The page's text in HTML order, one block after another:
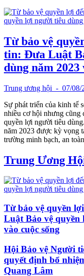
Từ bảo vệ
tin: Đưa Luật
dùng năm 2023
Trung ương hội - 07/08/
Sự phát triển của kinh tế
nhiều cơ hội nhưng cũng
quyền lợi người tiêu
năm 2023 được kỳ vọng
trường minh bạch, an
Trung Ương
Từ bảo vệ quyền
Luật Bảo vệ quyền
vào cuộc sống
Hội Bảo vệ Người
quyết định bổ
Quang Lâm